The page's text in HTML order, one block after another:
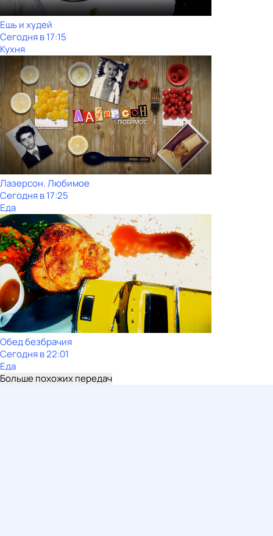
Ешь и худей
Сегодня в 17:15
Кухня
Лазерсон. Любимое
Сегодня в 17:25
Еда
Обед безбрачия
Сегодня в 22:01
Еда
Больше похожих передач